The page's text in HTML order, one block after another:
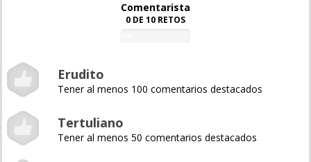
Comentarista
0 DE 10 RETOS
Erudito
Tener al menos 100 comentarios destacados
Tertuliano
Tener al menos 50 comentarios destacados